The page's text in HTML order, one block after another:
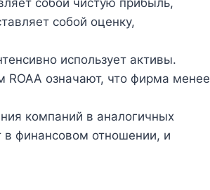
собой оценку,
использует активы.
означают, что фирма менее
компаний в аналогичных
в финансовом отношении, и